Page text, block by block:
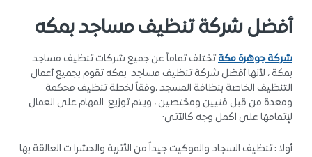
أفضل شركة تنظيف مساجد بمكه
شركة جوهرة مكةتختلف تماماً عن جميع شركات تنظيف مساجد
بمكة ، لأنها أفضل شركة تنظيف مساجد بمكه تقوم بجميع أعمال
التنظيف الخاصة بنظافة المسجد ،وفقاً لخطة تنظيف محكمة
ومعدة من قبل فنيين ومختصين ، ويتم توزيع المهام على العمال
لإتمامها على اكمل وجه كالآتى:
أولا : تنظيف السجاد والموكيت جيداً من الأتربة والحشرا ت العالقة بها